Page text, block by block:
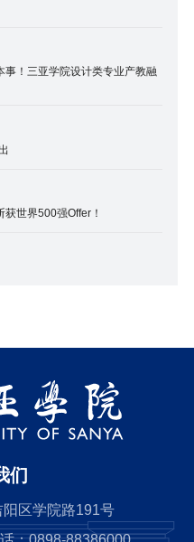
！三亚学院设计类专业产教融
世界500强Offer！
们
区学院路191号